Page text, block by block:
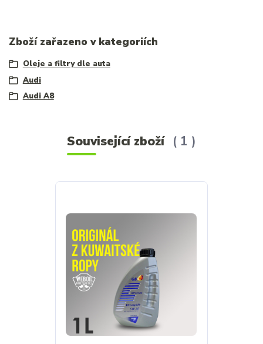
Zboží zařazeno v kategoriích
Oleje a filtry dle auta
Audi
Audi A8
Související zboží 1